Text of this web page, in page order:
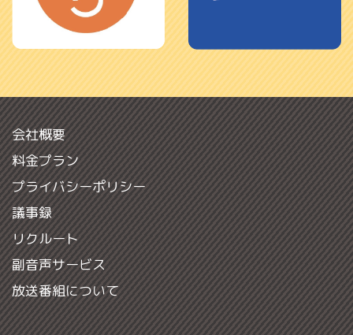
会社概要
料金プラン
プライバシーポリシー
議事録
リクルート
副音声サービス
放送番組について